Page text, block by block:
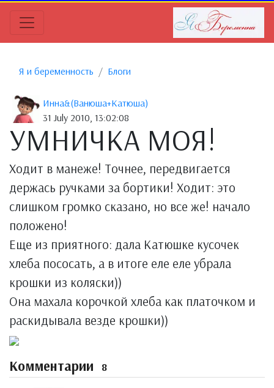
Я и беременность Блоги
Инна&(Ванюша+Катюша)
31 July 2010, 13:02:08
УМНИЧКА МОЯ!
Ходит в манеже! Точнее, передвигается
держась ручками за бортики! Ходит: это
слишком громко сказано, но все же! начало
положено!
Еще из приятного: дала Катюшке кусочек
хлеба пососать, а в итоге еле еле убрала
крошки из коляски))
Она махала корочкой хлеба как платочком и
раскидывала везде крошки))
Комментарии 8